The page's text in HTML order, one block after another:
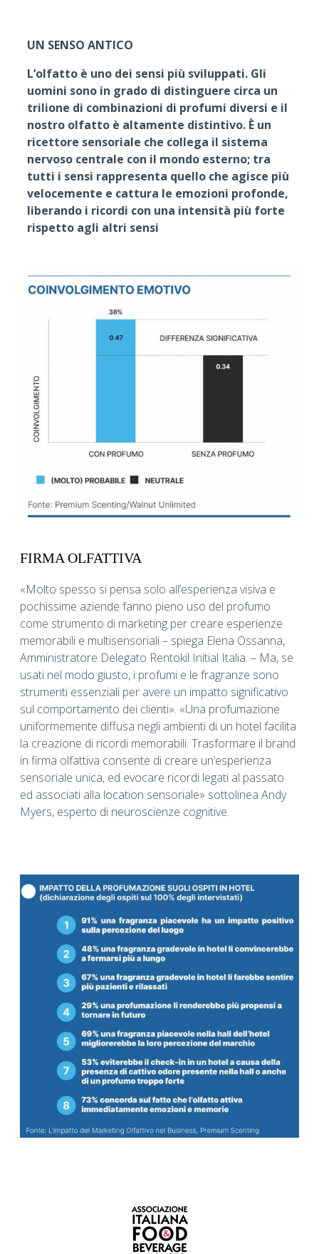
UN SENSO ANTICO
L’olfatto è uno dei sensi più sviluppati. Gli
uomini sono in grado di distinguere circa un
trilione di combinazioni di profumi diversi e il
nostro olfatto è altamente distintivo. È un
ricettore sensoriale che collega il sistema
nervoso centrale con il mondo esterno; tra
tutti i sensi rappresenta quello che agisce più
velocemente e cattura le emozioni profonde,
liberando i ricordi con una intensità più forte
rispetto agli altri sensi
FIRMA OLFATTIVA
«Molto spesso si pensa solo all’esperienza visiva e
pochissime aziende fanno pieno uso del profumo
come strumento di marketing per creare esperienze
memorabili e multisensoriali – spiega Elena Ossanna,
Amministratore Delegato Rentokil Initial Italia. – Ma, se
usati nel modo giusto, i profumi e le fragranze sono
strumenti essenziali per avere un impatto significativo
sul comportamento dei clienti». «Una profumazione
uniformemente diffusa negli ambienti di un hotel facilita
la creazione di ricordi memorabili. Trasformare il brand
in firma olfattiva consente di creare un’esperienza
sensoriale unica, ed evocare ricordi legati al passato
ed associati alla location sensoriale» sottolinea Andy
Myers, esperto di neuroscienze cognitive.